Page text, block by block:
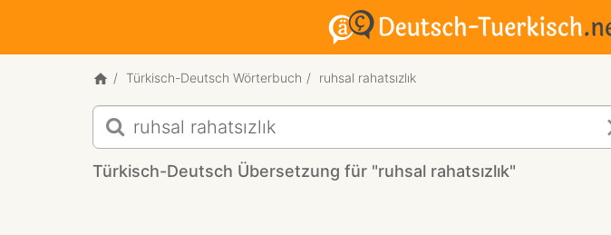
Türkisch-Deutsch Wörterbuch ruhsal rahatsızlık
Türkisch-
Deutsch
Übersetzung
für
Türkisch-Deutsch Übersetzung für "ruhsal rahatsızlık"